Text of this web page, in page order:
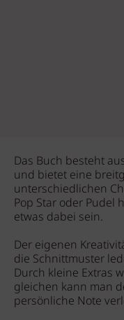
Das Buch besteht
und bietet eine
unterschiedlichen
Pop Star oder Pudel
etwas dabei sein.
Der eigenen
die Schnittmuster
Durch kleine Extras
gleichen kann man
persönliche Note